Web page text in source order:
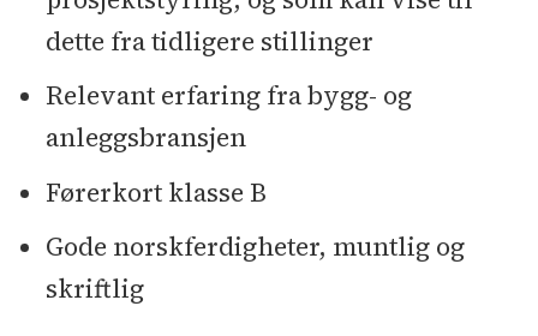
dette fra tidligere stillinger
Relevant erfaring fra bygg- og
anleggsbransjen
Førerkort klasse B
Gode norskferdigheter, muntlig og
skriftlig